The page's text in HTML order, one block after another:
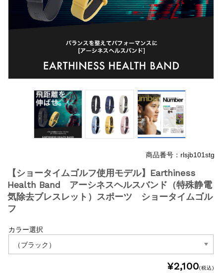
商品番号：rlsjb101stg
【ショータイムゴルフ使用モデル】Earthiness
Health Band アーシネスヘルスバンド（特殊静電
気除去ブレスレット）スポーツ ショータイムゴル
フ
カラー選択
¥2,100(税込)